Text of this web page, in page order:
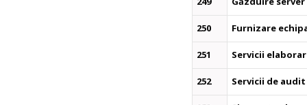
250 Furnizare
251 Servicii
252 Servicii de